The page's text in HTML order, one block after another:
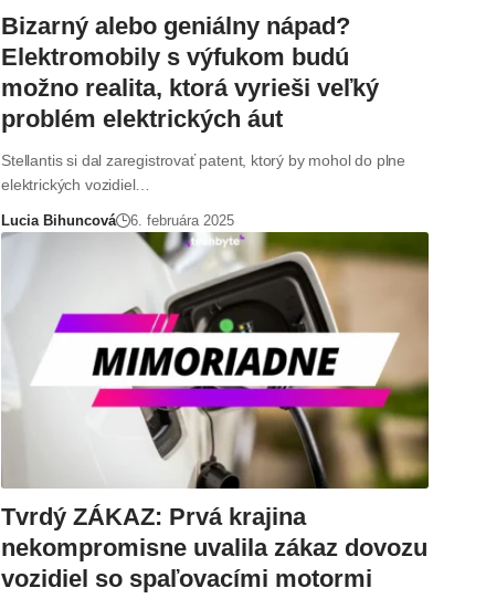
Bizarný alebo geniálny nápad?
Elektromobily s výfukom budú
možno realita, ktorá vyrieši veľký
problém elektrických áut
Stellantis si dal zaregistrovať patent, ktorý by mohol do plne
elektrických vozidiel…
Lucia Bihuncová 6. februára 2025
Tvrdý ZÁKAZ: Prvá krajina
nekompromisne uvalila zákaz dovozu
vozidiel so spaľovacími motormi